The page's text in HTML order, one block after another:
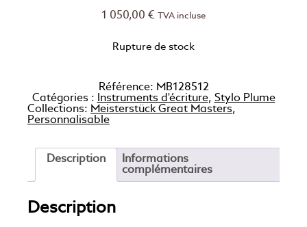
1 050,00 € TVA incluse
Rupture de stock
Référence: MB128512
Catégories : Instruments d'écriture, Stylo Plume
Collections: Meisterstück Great Masters,
Personnalisable
Description
Informations
complémentaires
Description